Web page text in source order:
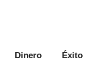
Dinero Éxito